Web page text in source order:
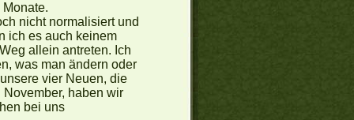
nicht normalisiert und
ich es auch keinem
allein antreten. Ich
was man ändern oder
vier Neuen, die
haben wir
bei uns